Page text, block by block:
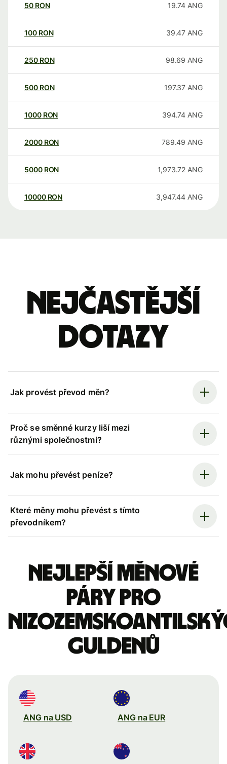
50 RON 19.74 ANG
100 RON 39.47 ANG
250 RON 98.69 ANG
500 RON 197.37 ANG
1000 RON 394.74 ANG
2000 RON 789.49 ANG
5000 RON 1,973.72 ANG
10000 RON 3,947.44 ANG
Nejčastější
dotazy
Jak provést převod měn?
Proč se směnné kurzy liší mezi
různými společnostmi?
Jak mohu převést peníze?
Které měny mohu převést s tímto
převodníkem?
Nejlepší měnové
páry pro
guldenů
ANG na USD ANG na EUR